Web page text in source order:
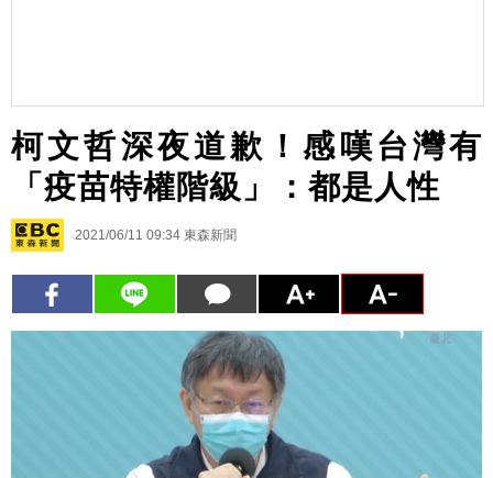
柯文哲深夜道歉！感嘆台灣有
「疫苗特權階級」：都是人性
2021/06/11 09:34 東森新聞